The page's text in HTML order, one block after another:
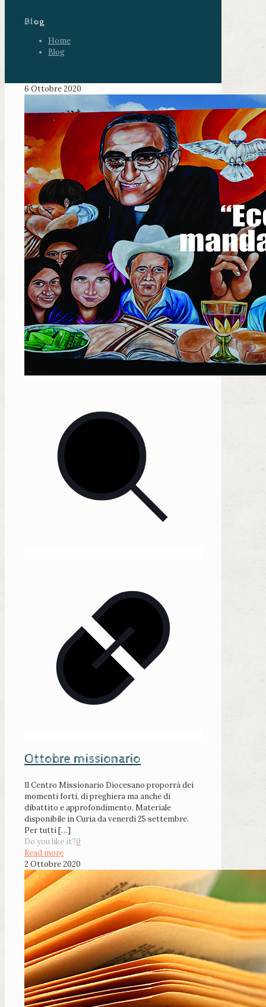
Blog
Home
Blog
6 Ottobre 2020
Ottobre missionario
Il Centro Missionario Diocesano proporrà dei
momenti forti, di preghiera ma anche di
dibattito e approfondimento. Materiale
disponibile in Curia da venerdì 25 settembre.
Per tutti[…]
Do you like it?0
Read more
2 Ottobre 2020